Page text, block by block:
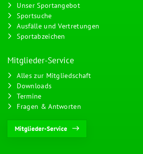
Unser Sportangebot
Sportsuche
Ausfälle und Vertretungen
Sportabzeichen
Mitglieder-Service
Alles zur Mitgliedschaft
Downloads
Termine
Fragen & Antworten
Mitglieder-Service